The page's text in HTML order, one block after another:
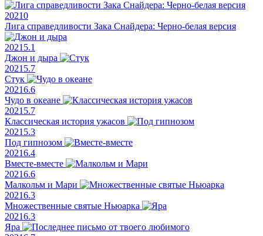
20210
Лига справедливости Зака Снайдера: Черно-белая версия
2021 5.1
Джон и дыра
2021 5.7
Стук
20216.6
Чудо в океане
2021 5.7
Классическая история ужасов
2021 5.3
Под гипнозом
20216.4
Вместе-вместе
20216.6
Малкольм и Мари
20216.3
Множественные святые Ньюарка
20216.3
Яра